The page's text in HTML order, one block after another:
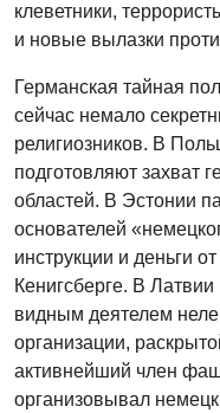
клеветники,
и новые вылазки
Германская тайная
сейчас немало
религиозников. В
подготовляют захват
областей. В Эстонии
основателей
инструкции и деньги
Кенигсберге. В
видным деятелем
организации,
активнейший член
организовывал